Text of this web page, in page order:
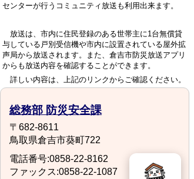
センターが行うコミュニティ放送も利用出来ます。
放送は、市内に住民登録のある世帯主に1台無償貸
与している戸別受信機や市内に設置されている屋外拡
声局から放送されます。また、倉吉市防災放送アプリ
からも放送内容を確認することができます。
詳しい内容は、上記のリンクからご確認ください。
総務部 防災安全課
〒682-8611
鳥取県倉吉市葵町722
電話番号:0858-22-8162
ファックス:0858-22-1087